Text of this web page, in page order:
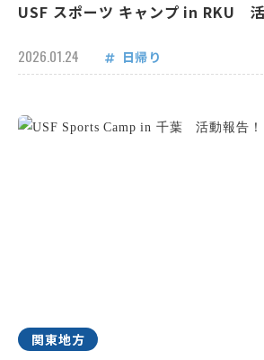
USF スポーツ キャンプ in RKU
2026.01.24 日帰り
関東地方